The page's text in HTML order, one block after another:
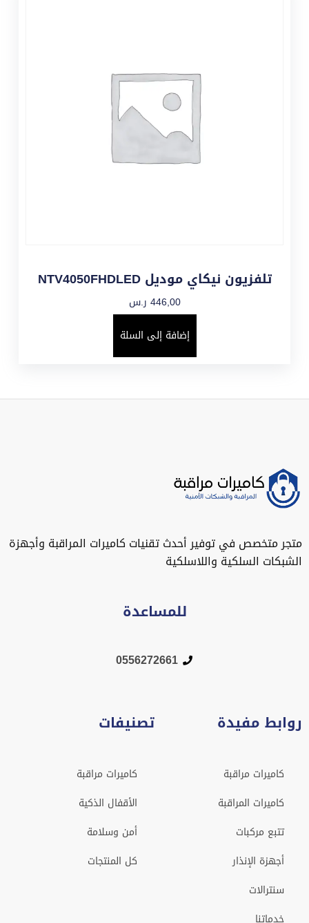
تلفزيون نيكاي موديل NTV4050FHDLED
446,00 ر.س
إضافة إلى السلة
متجر متخصص في توفير أحدث تقنيات كاميرات المراقبة وأجهزة
الشبكات السلكية واللاسلكية
للمساعدة
0556272661
روابط مفيدة
كاميرات مراقبة
كاميرات المراقبة
تتبع مركبات
أجهزة الإنذار
سنترالات
خدماتنا
تصنيفات
كاميرات مراقبة
الأقفال الذكية
أمن وسلامة
كل المنتجات